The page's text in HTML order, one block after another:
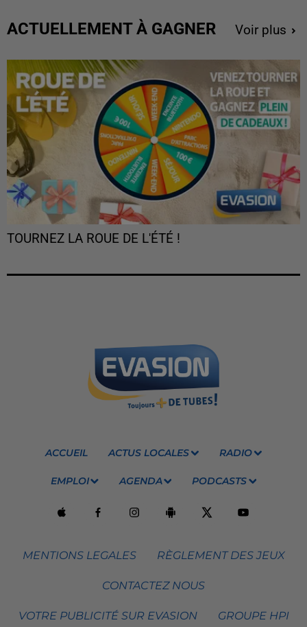
ACTUELLEMENT À GAGNER Voir plus
TOURNEZ LA ROUE DE L'ÉTÉ !
ACCUEIL ACTUS LOCALES RADIO
EMPLOI AGENDA PODCASTS
MENTIONS LEGALES RÈGLEMENT DES JEUX
CONTACTEZ NOUS
VOTRE PUBLICITÉ SUR EVASION GROUPE HPI